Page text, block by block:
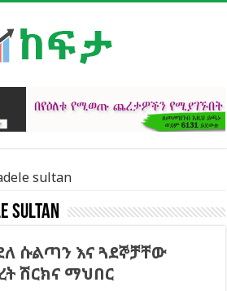
sultan
sultan
ሱልጣን እና ጓደኞቻቸው
ሽርክና ማህበር